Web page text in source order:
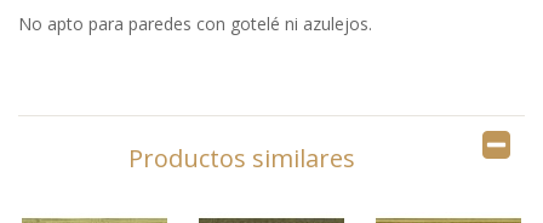
No apto para paredes con gotelé ni azulejos.
Productos similares